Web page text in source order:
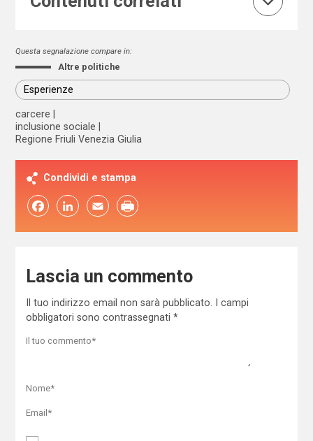
Questa segnalazione compare in:
Altre politiche
Esperienze
carcere
inclusione sociale
Regione Friuli Venezia Giulia
Condividi e stampa
FacebookLinkedIn Email
Lascia un commento
Il tuo indirizzo email non sarà pubblicato.
I campi
obbligatori sono contrassegnati *